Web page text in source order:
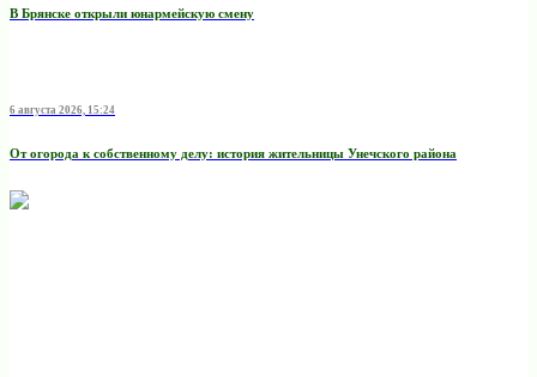
В Брянске открыли юнармейскую смену
6 августа 2026, 15:24
От огорода к собственному делу: история жительницы Унечского района